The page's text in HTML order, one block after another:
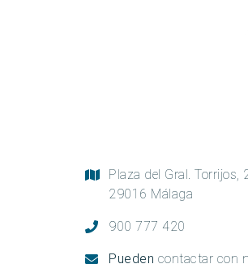
Plaza del Gral. Torrijos,
29016 Málaga
900 777 420
Pueden contactar con